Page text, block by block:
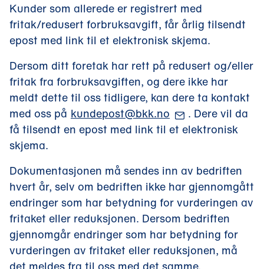
Kunder som allerede er registrert med
fritak/redusert forbruksavgift, får årlig tilsendt
epost med link til et elektronisk skjema.
Dersom ditt foretak har rett på redusert og/eller
fritak fra forbruksavgiften, og dere ikke har
meldt dette til oss tidligere, kan dere ta kontakt
med oss på kundepost@bkk.no
Å
e
r
e
p
o
s
. Dere vil da
få tilsendt en epost med link til et elektronisk
skjema.
Dokumentasjonen må sendes inn av bedriften
hvert år, selv om bedriften ikke har gjennomgått
endringer som har betydning for vurderingen av
fritaket eller reduksjonen. Dersom bedriften
gjennomgår endringer som har betydning for
vurderingen av fritaket eller reduksjonen, må